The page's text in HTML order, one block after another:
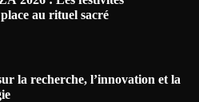
au rituel sacré
la recherche, l’innovation et la